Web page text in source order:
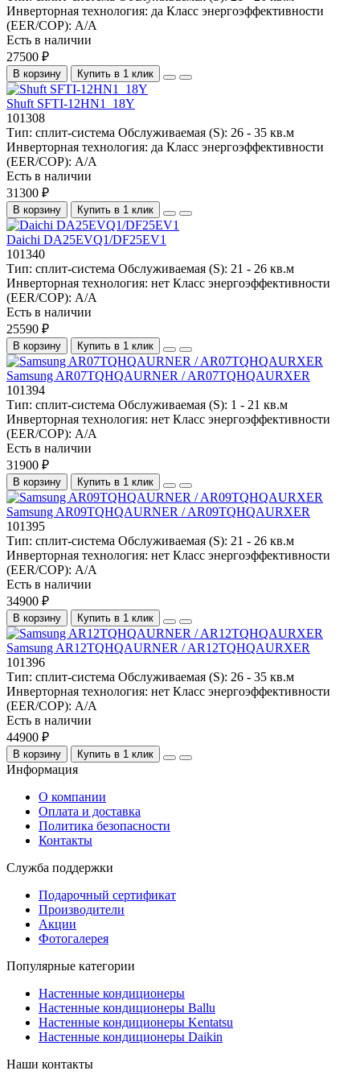
Инверторная технология: да Класс энергоэффективности
(EER/COP): A/A
Есть в наличии
27500 ₽
В корзину Купить в 1 клик
Shuft SFTI-12HN1_18Y
101308
Тип: сплит-система Обслуживаемая (S): 26 - 35 кв.м
Инверторная технология: да Класс энергоэффективности
(EER/COP): A/A
Есть в наличии
31300 ₽
В корзину Купить в 1 клик
Daichi DA25EVQ1/DF25EV1
101340
Тип: сплит-система Обслуживаемая (S): 21 - 26 кв.м
Инверторная технология: нет Класс энергоэффективности
(EER/COP): A/A
Есть в наличии
25590 ₽
В корзину Купить в 1 клик
Samsung AR07TQHQAURNER / AR07TQHQAURXER
101394
Тип: сплит-система Обслуживаемая (S): 1 - 21 кв.м
Инверторная технология: нет Класс энергоэффективности
(EER/COP): A/A
Есть в наличии
31900 ₽
В корзину Купить в 1 клик
Samsung AR09TQHQAURNER / AR09TQHQAURXER
101395
Тип: сплит-система Обслуживаемая (S): 21 - 26 кв.м
Инверторная технология: нет Класс энергоэффективности
(EER/COP): A/A
Есть в наличии
34900 ₽
В корзину Купить в 1 клик
Samsung AR12TQHQAURNER / AR12TQHQAURXER
101396
Тип: сплит-система Обслуживаемая (S): 26 - 35 кв.м
Инверторная технология: нет Класс энергоэффективности
(EER/COP): A/A
Есть в наличии
44900 ₽
В корзину Купить в 1 клик
Информация
О компании
Оплата и доставка
Политика безопасности
Контакты
Служба поддержки
Подарочный сертификат
Производители
Акции
Фотогалерея
Популярные категории
Настенные кондиционеры
Настенные кондиционеры Ballu
Настенные кондиционеры Kentatsu
Настенные кондиционеры Daikin
Наши контакты